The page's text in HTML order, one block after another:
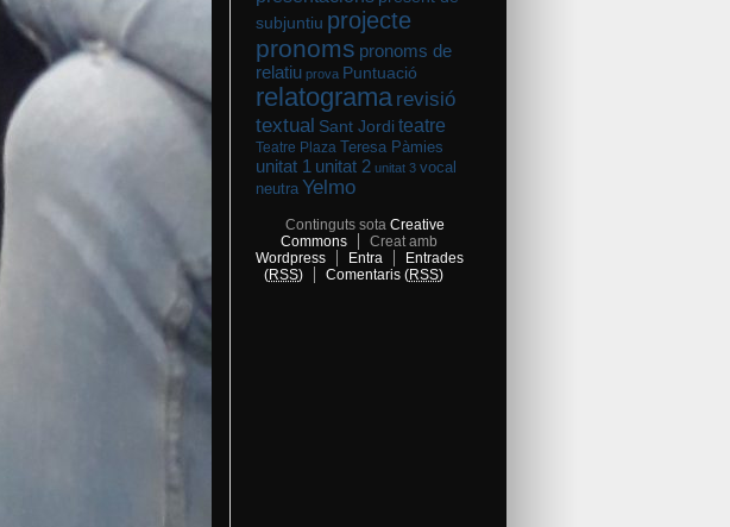
subjuntiu projecte
pronoms pronoms de
relatiu prova Puntuació
relatograma revisió
textual Sant Jordi teatre
Teatre Plaza Teresa Pàmies
unitat 1 unitat 2 unitat 3 vocal
neutra Yelmo
Continguts sota Creative
Commons
Creat amb
Wordpress
Entra
Entrades
(RSS) Comentaris (RSS)